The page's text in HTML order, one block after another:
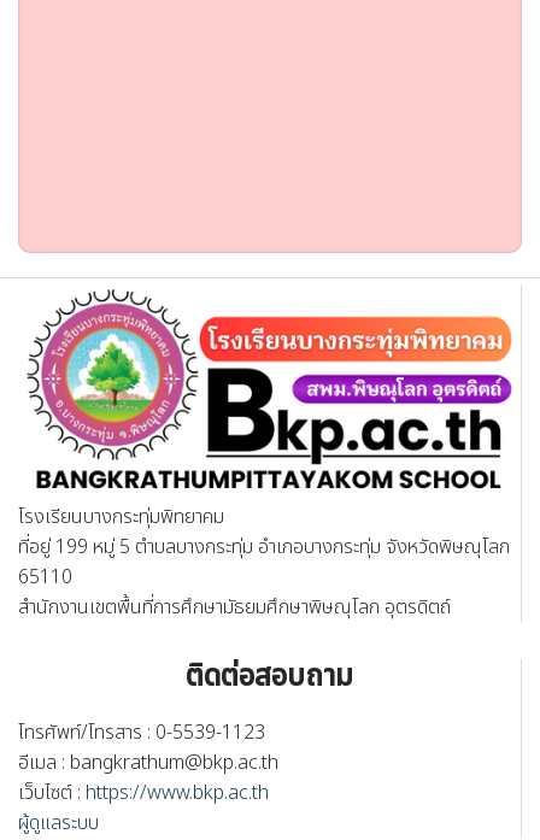
โรงเรียนบางกระทุ่มพิทยาคม
ที่อยู่ 199 หมู่ 5 ตำบลบางกระทุ่ม อำเภอบางกระทุ่ม จังหวัดพิษณุโลก
65110
สำนักงานเขตพื้นที่การศึกษามัธยมศึกษาพิษณุโลก อุตรดิตถ์
ติดต่อสอบถาม
โทรศัพท์/โทรสาร : 0-5539-1123
อีเมล : bangkrathum@bkp.ac.th
เว็บไซต์ : https://www.bkp.ac.th
ผู้ดูแลระบบ